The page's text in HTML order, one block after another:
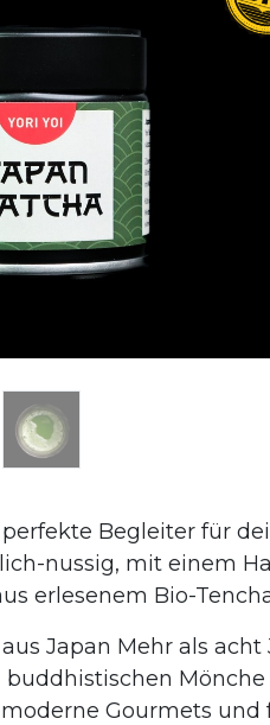
perfekte Begleiter für
nussig, mit einem
erlesenem Bio-
aus Japan Mehr als
buddhistischen
Gourmets und